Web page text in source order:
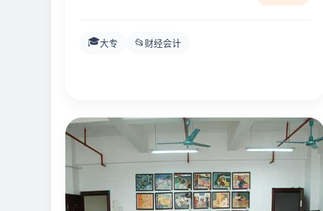
🎓大专 📂 财经会计